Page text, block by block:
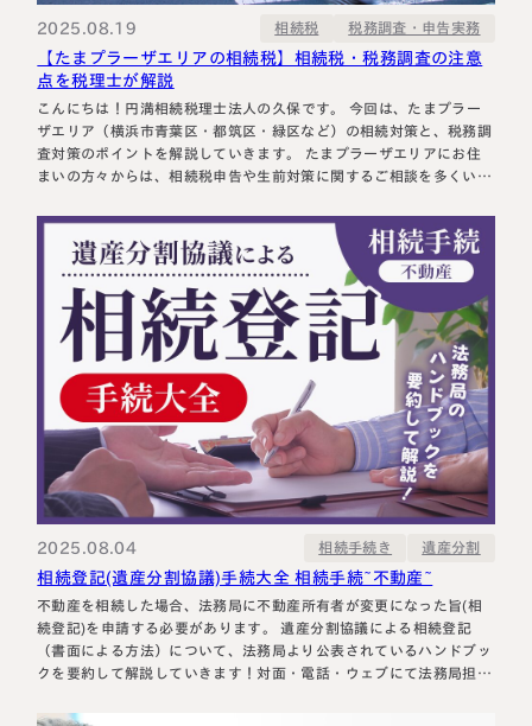
2025.08.19 相続税 税務調査・申告実務
【たまプラーザエリアの相続税】相続税・税務調査の注意
点を税理士が解説
こんにちは！円満相続税理士法人の久保です。 今回は、たまプラー
ザエリア（横浜市青葉区・都筑区・緑区など）の相続対策と、税務調
査対策のポイントを解説していきます。 たまプラーザエリアにお住
まいの方々からは、相続税申告や生前対策に関するご相談を多くいた
際に暮らしているからこそ実感できる、たまプラーザ・あざみ野・美
しが丘といった地域…
2025.08.04 相続手続き 遺産分割
相続登記(遺産分割協議)手続大全 相続手続~不動産~
不動産を相続した場合、法務局に不動産所有者が変更になった旨(相
続登記)を申請する必要があります。 遺産分割協議による相続登記
（書面による方法）について、法務局より公表されているハンドブッ
クを要約して解説していきます！対面・電話・ウェブにて法務局担当
てください。 ＞＞登記手続ハンドブック ＞＞東京法務局 対面・電